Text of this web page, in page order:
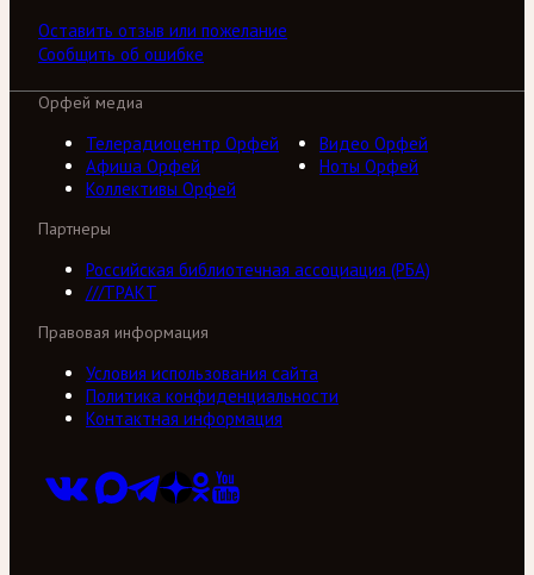
Оставить отзыв или пожелание
Сообщить об ошибке
Орфей медиа
Телерадиоцентр Орфей
Видео Орфей
Афиша Орфей
Ноты Орфей
Коллективы Орфей
Партнеры
Российская библиотечная ассоциация (РБА)
///ТРАКТ
Правовая информация
Условия использования сайта
Политика конфиденциальности
Контактная информация